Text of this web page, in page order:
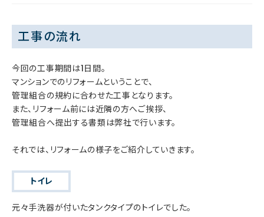
工事の流れ
今回の工事期間は1日間。
マンションでのリフォームということで、
管理組合の規約に合わせた工事となります。
また、リフォーム前には近隣の方へご挨拶、
管理組合へ提出する書類は弊社で行います。
それでは、リフォームの様子をご紹介していきます。
トイレ
元々手洗器が付いたタンクタイプのトイレでした。